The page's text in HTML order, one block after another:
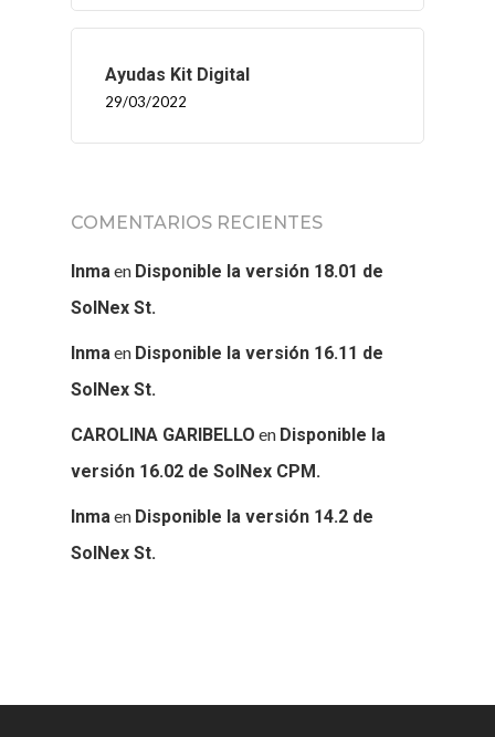
Ayudas Kit Digital
29/03/2022
COMENTARIOS RECIENTES
Inmaen Disponible la versión 18.01 de
SolNex St.
Inmaen Disponible la versión 16.11 de
SolNex St.
CAROLINA GARIBELLO en Disponible la
versión 16.02 de SolNex CPM.
Inmaen Disponible la versión 14.2 de
SolNex St.